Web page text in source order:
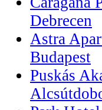
Debrecen
Astra
Budapest
Puskás